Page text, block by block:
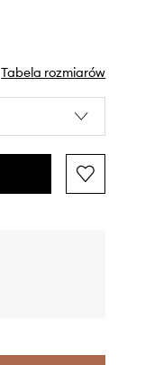
Tabela rozmiarów